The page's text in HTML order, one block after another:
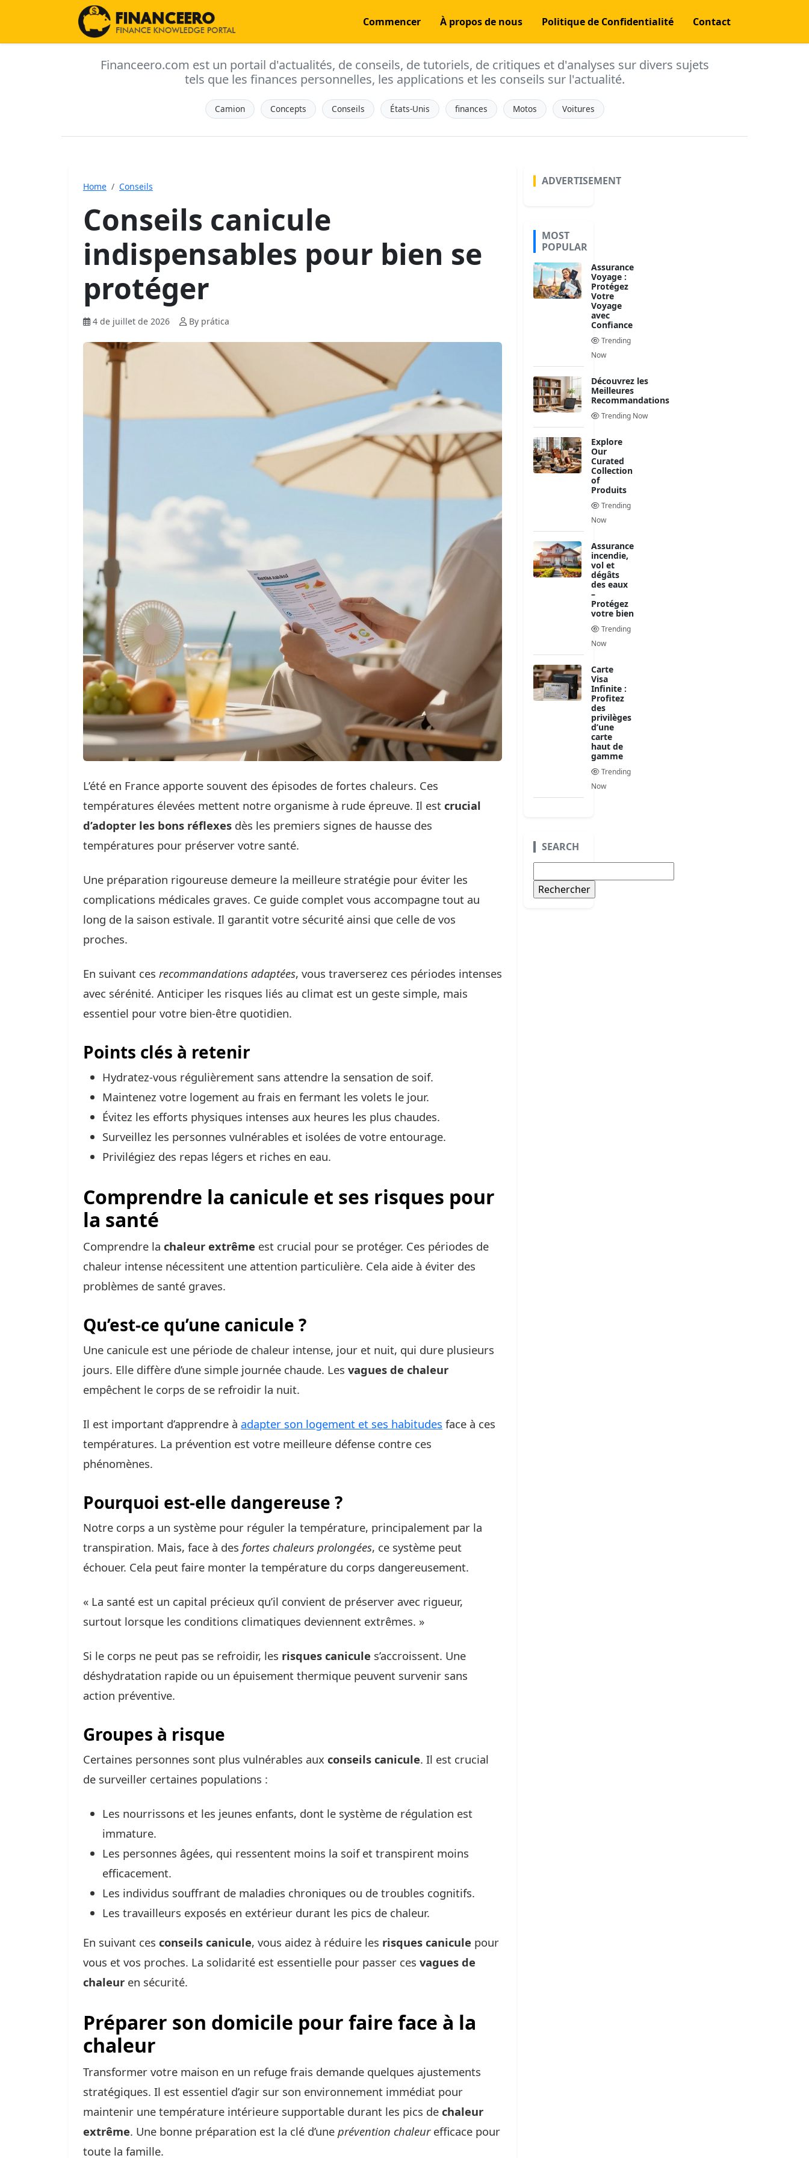
Commencer À propos de nous Politique de Confidentialité Contact
Financeero.com est un portail d'actualités, de conseils, de tutoriels, de critiques et d'analyses sur divers sujets
tels que les finances personnelles, les applications et les conseils sur l'actualité.
Camion Concepts Conseils États-Unis finances Motos Voitures
Home Conseils
Conseils canicule
indispensables pour bien se
protéger
4 de juillet de 2026 By prática
L’été en France apporte souvent des épisodes de fortes chaleurs. Ces
températures élevées mettent notre organisme à rude épreuve. Il est crucial
d’adopter les bons réflexes dès les premiers signes de hausse des
températures pour préserver votre santé.
Une préparation rigoureuse demeure la meilleure stratégie pour éviter les
complications médicales graves. Ce guide complet vous accompagne tout au
long de la saison estivale. Il garantit votre sécurité ainsi que celle de vos
proches.
En suivant ces recommandations adaptées, vous traverserez ces périodes intenses
avec sérénité. Anticiper les risques liés au climat est un geste simple, mais
essentiel pour votre bien-être quotidien.
Points clés à retenir
Hydratez-vous régulièrement sans attendre la sensation de soif.
Maintenez votre logement au frais en fermant les volets le jour.
Évitez les efforts physiques intenses aux heures les plus chaudes.
Surveillez les personnes vulnérables et isolées de votre entourage.
Privilégiez des repas légers et riches en eau.
Comprendre la canicule et ses risques pour
la santé
Comprendre la chaleur extrême est crucial pour se protéger. Ces périodes de
chaleur intense nécessitent une attention particulière. Cela aide à éviter des
problèmes de santé graves.
Qu’est-ce qu’une canicule ?
Une canicule est une période de chaleur intense, jour et nuit, qui dure plusieurs
jours. Elle diffère d’une simple journée chaude. Les vagues de chaleur
empêchent le corps de se refroidir la nuit.
Il est important d’apprendre à adapter son logement et ses habitudes face à ces
températures. La prévention est votre meilleure défense contre ces
phénomènes.
Pourquoi est-elle dangereuse ?
Notre corps a un système pour réguler la température, principalement par la
transpiration. Mais, face à des fortes chaleurs prolongées, ce système peut
échouer. Cela peut faire monter la température du corps dangereusement.
« La santé est un capital précieux qu’il convient de préserver avec rigueur,
surtout lorsque les conditions climatiques deviennent extrêmes. »
Si le corps ne peut pas se refroidir, les risques canicule s’accroissent. Une
déshydratation rapide ou un épuisement thermique peuvent survenir sans
action préventive.
Groupes à risque
Certaines personnes sont plus vulnérables aux conseils canicule. Il est crucial
de surveiller certaines populations :
Les nourrissons et les jeunes enfants, dont le système de régulation est
immature.
Les personnes âgées, qui ressentent moins la soif et transpirent moins
efficacement.
Les individus souffrant de maladies chroniques ou de troubles cognitifs.
Les travailleurs exposés en extérieur durant les pics de chaleur.
En suivant ces conseils canicule, vous aidez à réduire les risques canicule pour
vous et vos proches. La solidarité est essentielle pour passer ces vagues de
chaleur en sécurité.
Préparer son domicile pour faire face à la
chaleur
Transformer votre maison en un refuge frais demande quelques ajustements
stratégiques. Il est essentiel d’agir sur son environnement immédiat pour
maintenir une température intérieure supportable durant les pics de chaleur
extrême. Une bonne préparation est la clé d’une prévention chaleurefficace pour
toute la famille.
ADVERTISEMENT
MOST
POPULAR
Assurance
Voyage :
Protégez
Votre
Voyage
avec
Confiance
Trending
Now
Découvrez les
Meilleures
Recommandations
Trending Now
Explore
Our
Curated
Collection
of
Produits
Trending
Now
Assurance
incendie,
vol et
dégâts
des eaux
–
Protégez
votre bien
Trending
Now
Carte
Visa
Infinite :
Profitez
des
privilèges
d’une
carte
haut de
gamme
Trending
Now
SEARCH